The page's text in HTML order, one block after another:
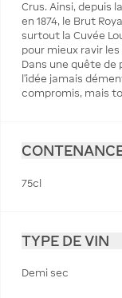
Crus. Ainsi, depuis
en 1874, le Brut
surtout la Cuvée
pour mieux ravir
Dans une quête
l’idée jamais
compromis, mais
75cl
TYPE DE VIN
Demi sec